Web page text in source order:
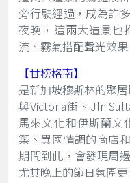
旁行駛經過，成為許
夜晚，這兩大造景也
流、霧氣搭配聲光效
【甘榜格南】
是新加坡穆斯林的聚
與Victoria街、Jln
馬來文化和伊斯蘭文
築、異國情調的商店
期間到此，會發現周
尤其晚上的節日氛圍更